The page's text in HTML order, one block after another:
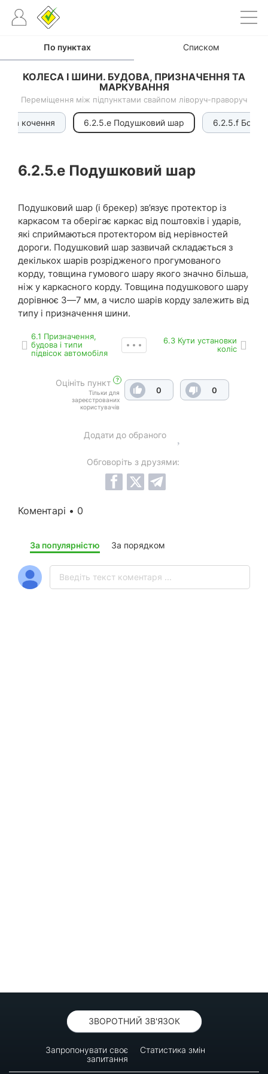
По пунктах Списком
КОЛЕСА І ШИНИ. БУДОВА, ПРИЗНАЧЕННЯ ТА
МАРКУВАННЯ
Переміщення між підпунктами свайпом ліворуч-праворуч
на кочення 6.2.5.e Подушковий шар 6.2.5.f
6.2.5.e Подушковий шар
Подушковий шар (і брекер) зв’язує протектор із
каркасом та оберігає каркас від поштовхів і ударів,
які сприймаються протектором від нерівностей
дороги. Подушковий шар зазвичай складається з
декількох шарів розрідженого прогумованого
корду, товщина гумового шару якого значно більша,
ніж у каркасного корду. Товщина подушкового шару
дорівнює 3—7 мм, а число шарів корду залежить від
типу і призначення шини.
6.1 Призначення,
будова і типи
підвісок автомобіля
6.3 Кути установки
коліс
Оцініть пункт ?
Тільки для
зареєстрованих
користувачів
0 0
Додати до обраного
Обговоріть з друзями:
Коментарі • 0
За популярністю За порядком
ЗВОРОТНИЙ ЗВ'ЯЗОК
Запропонувати своє
запитання
Статистика змін